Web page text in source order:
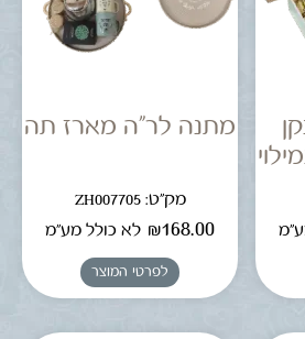
מתנה לר"ה מארז תה
מק"ט: ZH007705
₪168.00 לא כולל מע"מ
לפרטי המוצר